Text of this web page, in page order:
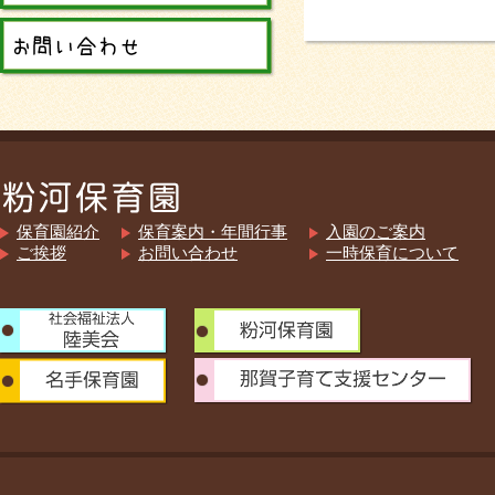
保育園紹介
ご挨拶
保育案内・年間行事
お問い合わせ
入園のご案内
一時保育について